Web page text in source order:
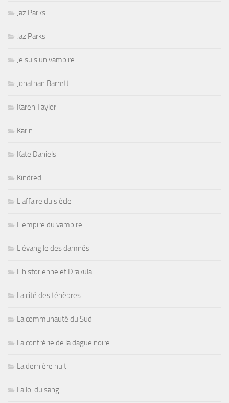
Jaz Parks
Jaz Parks
Je suis un vampire
Jonathan Barrett
Karen Taylor
Karin
Kate Daniels
Kindred
L'affaire du siècle
L'empire du vampire
L'évangile des damnés
L'historienne et Drakula
La cité des ténèbres
La communauté du Sud
La confrérie de la dague noire
La dernière nuit
La loi du sang